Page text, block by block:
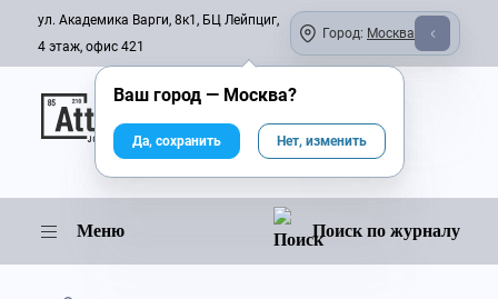
ул. Академика Варги, 8к1, БЦ Лейпциг,
4 этаж, офис 421
Город: Москва
Онлайн-журнал
Меню Поиск по журналу
Ваш город — Москва?
Да, сохранить Нет, изменить